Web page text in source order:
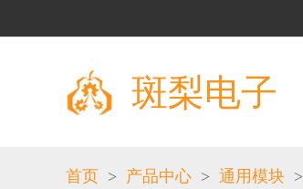
斑梨电子
首页 > 产品中心 > 通用模块 >